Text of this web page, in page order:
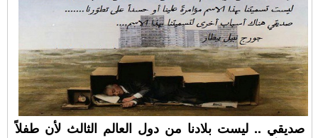
صديقي .. ليست بلادنا من دول العالم الثالث لأن طفلاً